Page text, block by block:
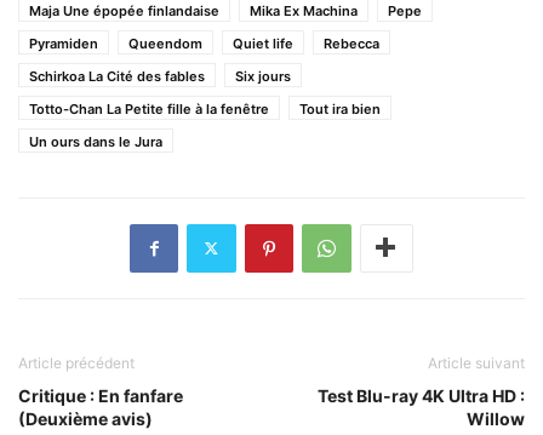
Maja Une épopée finlandaise
Mika Ex Machina
Pepe
Pyramiden
Queendom Quiet life
Rebecca
Schirkoa La Cité des fables
Six jours
Totto-Chan La Petite fille à la fenêtre
Tout ira bien
Un ours dans le Jura
Article précédent
Critique : En fanfare
(Deuxième avis)
Article suivant
Test Blu-ray 4K Ultra HD :
Willow